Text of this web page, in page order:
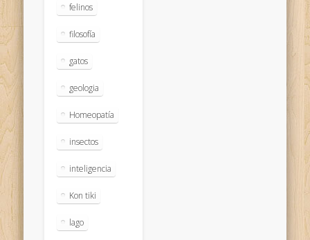
felinos
filosofía
gatos
geologia
Homeopatía
insectos
inteligencia
Kon tiki
lago